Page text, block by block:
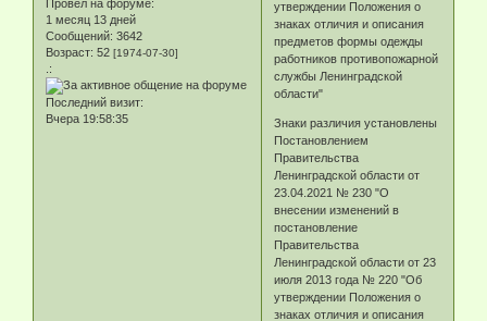
Провел на форуме:
1 месяц 13 дней
Сообщений: 3642
Возраст: 52 [1974-07-30]
.:
Последний визит:
Вчера 19:58:35
утверждении Положения о
знаках отличия и описания
предметов формы одежды
работников противопожарной
службы Ленинградской
области"
Знаки различия установлены
Постановлением
Правительства
Ленинградской области от
23.04.2021 № 230 "О
внесении изменений в
постановление
Правительства
Ленинградской области от 23
июля 2013 года № 220 "Об
утверждении Положения о
знаках отличия и описания